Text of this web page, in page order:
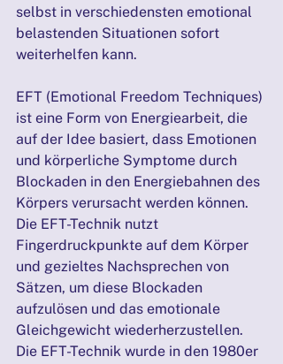
selbst in verschiedensten emotional
belastenden Situationen sofort
weiterhelfen kann.
EFT (Emotional Freedom Techniques)
ist eine Form von Energiearbeit, die
auf der Idee basiert, dass Emotionen
und körperliche Symptome durch
Blockaden in den Energiebahnen des
Körpers verursacht werden können.
Die EFT-Technik nutzt
Fingerdruckpunkte auf dem Körper
und gezieltes Nachsprechen von
Sätzen, um diese Blockaden
aufzulösen und das emotionale
Gleichgewicht wiederherzustellen.
Die EFT-Technik wurde in den 1980er